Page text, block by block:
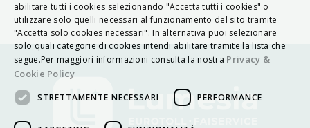
HUNGARIAN
DEUTSCH
POLSKI
PORTUGUÊS
abilitare tutti i cookies selezionando "Accetta tutti i cookies" o
utilizzare solo quelli necessari al funzionamento del sito tramite
"Accetta solo cookies necessari". In alternativa puoi selezionare
solo quali categorie di cookies intendi abilitare tramite la lista che
segue.Per maggiori informazioni consulta la nostra Privacy &
Cookie Policy
STRETTAMENTE NECESSARI PERFORMANCE